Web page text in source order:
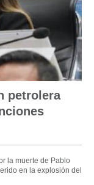
petrolera
la muerte de Pablo
en la explosión del